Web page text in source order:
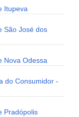
Itupeva
São José dos
Nova Odessa
do Consumidor -
Pradópolis